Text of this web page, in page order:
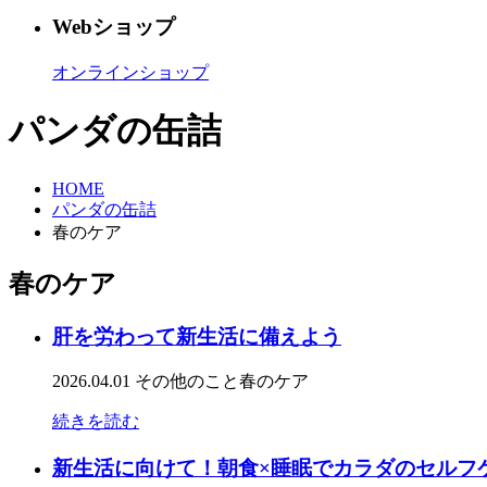
Webショップ
オンラインショップ
パンダの缶詰
HOME
パンダの缶詰
春のケア
春のケア
肝を労わって新生活に備えよう
2026.04.01 その他のこと春のケア
続きを読む
新生活に向けて！朝食×睡眠でカラダのセルフ